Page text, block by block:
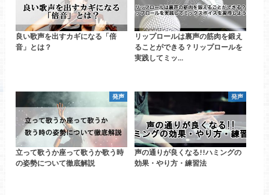
良い歌声を出すカギになる「倍
音」とは？
リップロールは裏声の筋肉を鍛え
ることができる？リップロールを
実践してミッ…
発声
立って歌うか座って歌うか歌う時
の姿勢について徹底解説
発声
声の通りが良くなる!!ハミングの
効果・やり方・練習法